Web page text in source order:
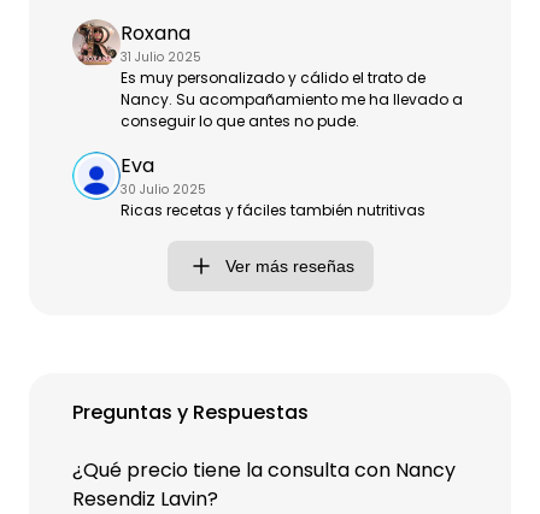
Preguntas y Respuestas
¿Qué precio tiene la consulta con Nancy
Resendiz Lavin?
Roxana
31 Julio 2025
Es muy personalizado y cálido el trato de
Nancy. Su acompañamiento me ha llevado a
conseguir lo que antes no pude.
Eva
30 Julio 2025
Ricas recetas y fáciles también nutritivas
Ver más reseñas